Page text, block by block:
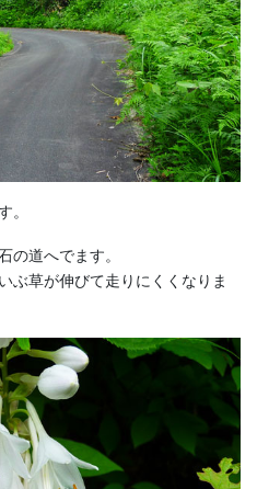
。
の道へでます。
ぶ草が伸びて走りにくくなりま